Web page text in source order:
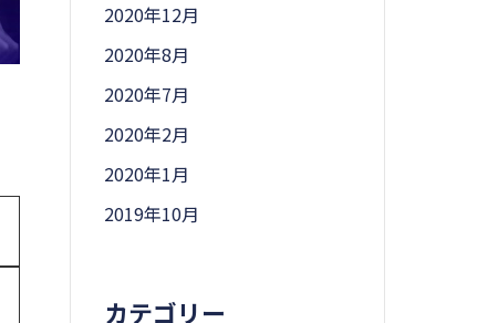
2020年12月
2020年8月
2020年7月
2020年2月
2020年1月
2019年10月
カテゴリー